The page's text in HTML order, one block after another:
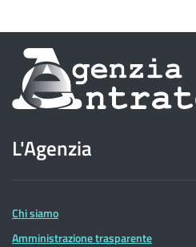
Informazioni
sul
dell'Agenzia
delle
Entrate
L'Agenzia
Chi siamo
Amministrazione trasparente